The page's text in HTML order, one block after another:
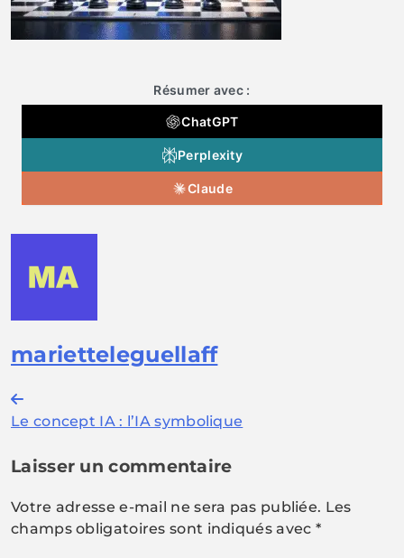
Résumer avec :
ChatGPT
Perplexity
Claude
marietteleguellaff
Navigation
de
l’article
Le concept IA : l’IA symbolique
Laisser un commentaire
Votre adresse e-mail ne sera pas publiée. Les
champs obligatoires sont indiqués avec *